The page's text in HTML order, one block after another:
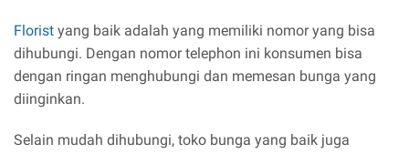
Florist yang baik adalah yang memiliki nomor yang bisa
dihubungi. Dengan nomor telephon ini konsumen bisa
dengan ringan menghubungi dan memesan bunga yang
diinginkan.
Selain mudah dihubungi, toko bunga yang baik juga